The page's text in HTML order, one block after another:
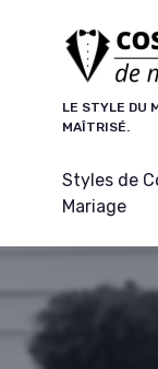
LE STYLE DU
MAÎTRISÉ.
Styles de
Mariage